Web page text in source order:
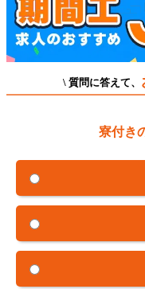
\ 質問に答えて、
寮付き